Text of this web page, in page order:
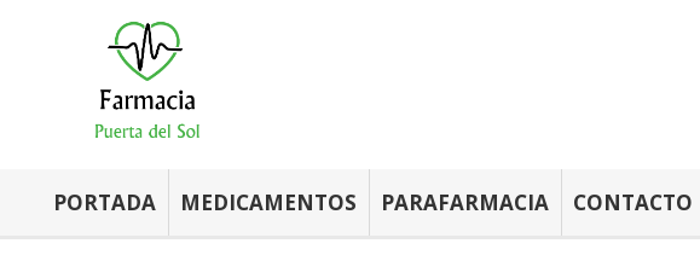
PORTADA MEDICAMENTOS PARAFARMACIA CONTACTO